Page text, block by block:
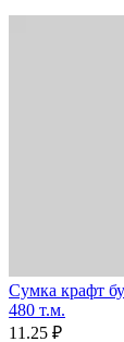
Сумка крафт
480 т.м.
11.25 ₽